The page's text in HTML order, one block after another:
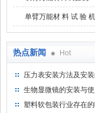
单臂万能材 料 试 验 机
热点新闻 Hot
压力表安装方法及安
生物显微镜的安装与使
塑料软包装行业存在